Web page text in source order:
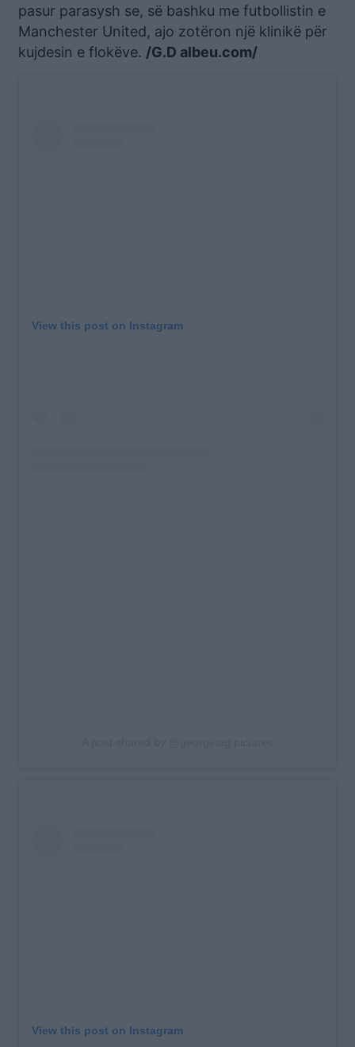
pasur parasysh se, së bashku me futbollistin e
Manchester United, ajo zotëron një klinikë për
kujdesin e flokëve. /G.D albeu.com/
View this post on Instagram
View this post on Instagram